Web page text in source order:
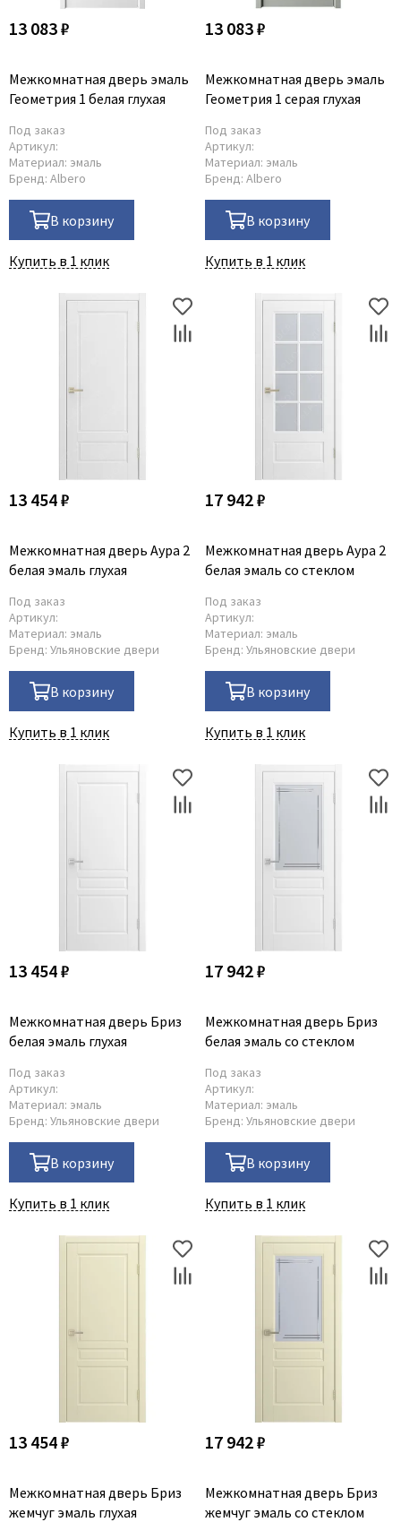
13 083 ₽
Межкомнатная дверь эмаль
Геометрия 1 белая глухая
Под заказ
Артикул:
Материал: эмаль
Бренд: Albero
В корзину
Купить в 1 клик
13 083 ₽
Межкомнатная дверь эмаль
Геометрия 1 серая глухая
Под заказ
Артикул:
Материал: эмаль
Бренд: Albero
В корзину
Купить в 1 клик
13 454 ₽
Межкомнатная дверь Аура 2
белая эмаль глухая
Под заказ
Артикул:
Материал: эмаль
Бренд: Ульяновские двери
В корзину
Купить в 1 клик
17 942 ₽
Межкомнатная дверь Аура 2
белая эмаль со стеклом
Под заказ
Артикул:
Материал: эмаль
Бренд: Ульяновские двери
В корзину
Купить в 1 клик
13 454 ₽
Межкомнатная дверь Бриз
белая эмаль глухая
Под заказ
Артикул:
Материал: эмаль
Бренд: Ульяновские двери
В корзину
Купить в 1 клик
17 942 ₽
Межкомнатная дверь Бриз
белая эмаль со стеклом
Под заказ
Артикул:
Материал: эмаль
Бренд: Ульяновские двери
В корзину
Купить в 1 клик
13 454 ₽
Межкомнатная дверь Бриз
жемчуг эмаль глухая
17 942 ₽
Межкомнатная дверь Бриз
жемчуг эмаль со стеклом